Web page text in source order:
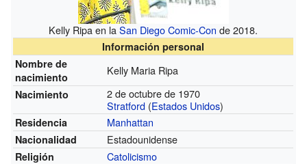
Kelly Ripa en laSan Diego Comic-Con de 2018.
Información personal
Nombre de
nacimiento
Kelly Maria Ripa
Nacimiento
2 de octubre de 1970
Stratford (Estados Unidos)
Residencia Manhattan
Nacionalidad Estadounidense
Religión Catolicismo